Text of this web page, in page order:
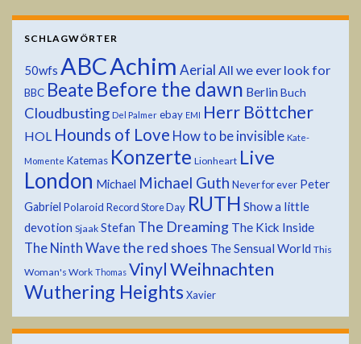
SCHLAGWÖRTER
50wfs ABCAchim Aerial All we ever look for
BBC Beate Before the dawn Berlin Buch
Cloudbusting Del Palmer ebay EMI Herr Böttcher
HOL Hounds of Love How to be invisible Kate-
Momente Katemas Konzerte Lionheart Live
London Michael Michael Guth Never for ever Peter
Gabriel Polaroid Record Store Day RUTH Show a little
devotion Sjaak Stefan The Dreaming The Kick Inside
The Ninth Wavethe red shoes The Sensual World This
Woman's Work Thomas VinylWeihnachten
Wuthering Heights Xavier